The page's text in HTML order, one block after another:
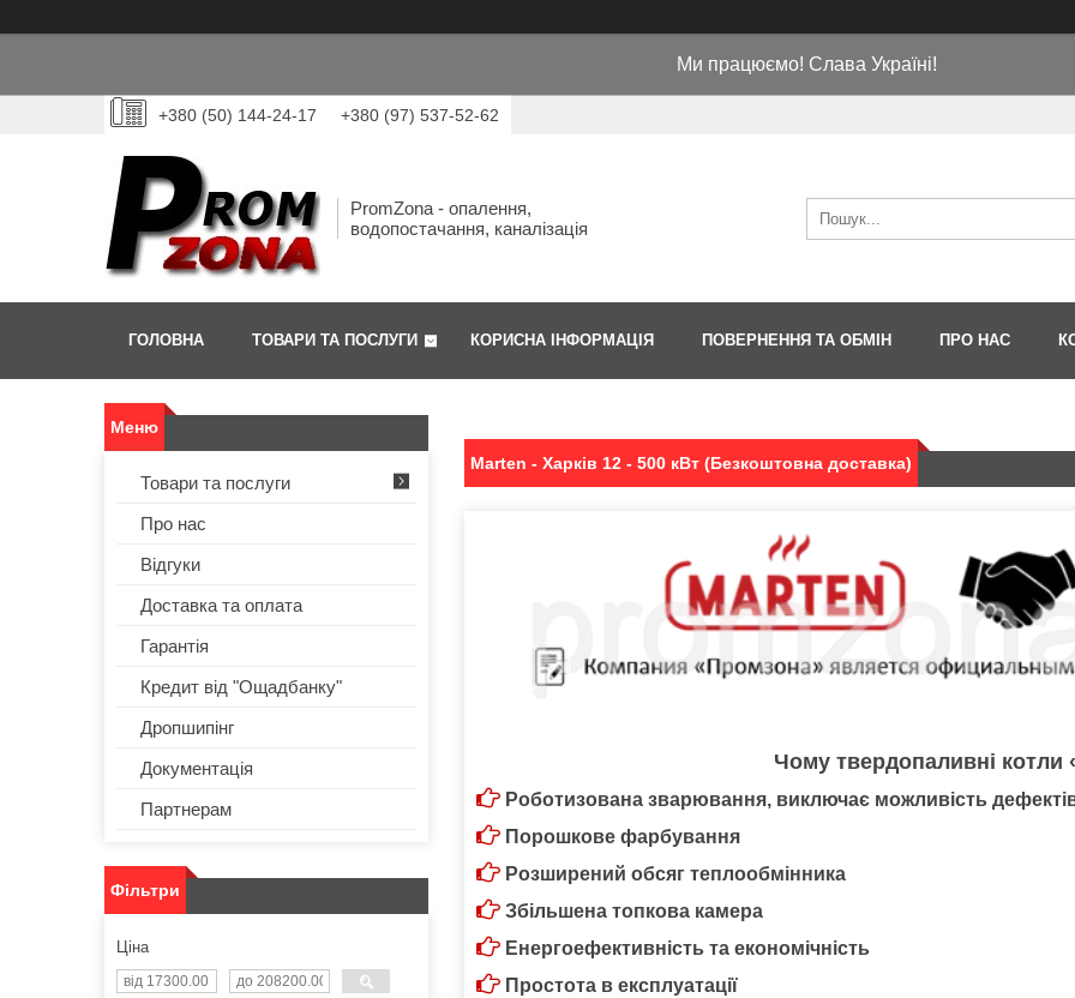
Ми працюємо! Слава Україні!
+380 (50) 144-24-17 +380 (97) 537-52-62
PromZona - опалення,
водопостачання, каналізація
ГОЛОВНА ТОВАРИ ТА ПОСЛУГИ КОРИСНА ІНФОРМАЦІЯ ПОВЕРНЕННЯ ТА ОБМІН ПРО НАС
Marten - Харків 12 - 500 кВт (Безкоштовна доставка)
Чому твердопаливні котли
Роботизована зварювання, виключає можливість
Порошкове фарбування
Розширений обсяг теплообмінника
Збільшена топкова камера
Енергоефективність та економічність
Простота в експлуатації
Товари та послуги
Про нас
Відгуки
Доставка та оплата
Гарантія
Кредит від "Ощадбанку"
Дропшипінг
Документація
Партнерам
Фільтри
Ціна